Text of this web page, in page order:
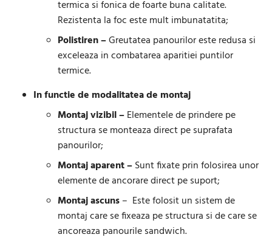
termica si fonica de foarte buna calitate.
Rezistenta la foc este mult imbunatatita;
Polistiren –Greutatea panourilor este redusa si
exceleaza in combatarea aparitiei puntilor
termice.
In functie de modalitatea de montaj
Montaj vizibil –Elementele de prindere pe
structura se monteaza direct pe suprafata
panourilor;
Montaj aparent –Sunt fixate prin folosirea unor
elemente de ancorare direct pe suport;
Montaj ascuns– Este folosit un sistem de
montaj care se fixeaza pe structura si de care se
ancoreaza panourile sandwich.